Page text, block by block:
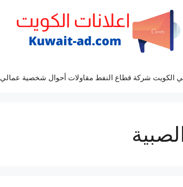
الكويت شركة قطاع النفط مقاولات أحوال شخصية عمالي